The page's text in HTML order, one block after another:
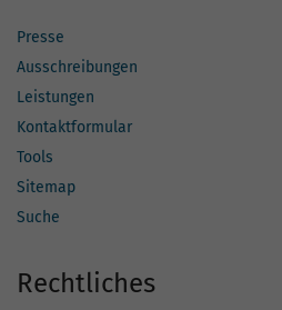
Presse
Ausschreibungen
Leistungen
Kontaktformular
Tools
Sitemap
Suche
Rechtliches